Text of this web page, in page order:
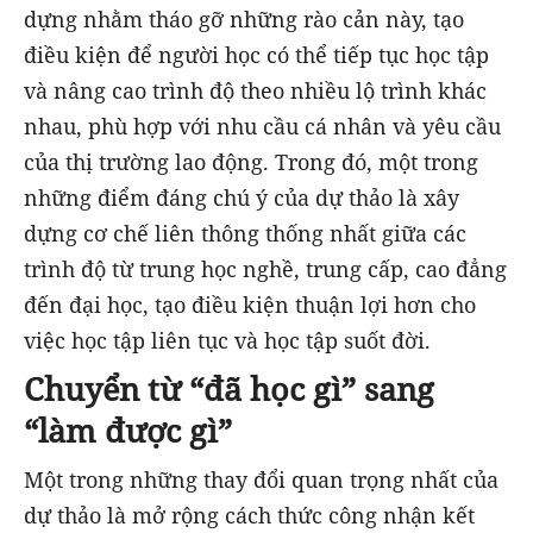
dựng nhằm tháo gỡ những rào cản này, tạo
điều kiện để người học có thể tiếp tục học tập
và nâng cao trình độ theo nhiều lộ trình khác
nhau, phù hợp với nhu cầu cá nhân và yêu cầu
của thị trường lao động. Trong đó, một trong
những điểm đáng chú ý của dự thảo là xây
dựng cơ chế liên thông thống nhất giữa các
trình độ từ trung học nghề, trung cấp, cao đẳng
đến đại học, tạo điều kiện thuận lợi hơn cho
việc học tập liên tục và học tập suốt đời.
Chuyển từ “đã học gì” sang
“làm được gì”
Một trong những thay đổi quan trọng nhất của
dự thảo là mở rộng cách thức công nhận kết